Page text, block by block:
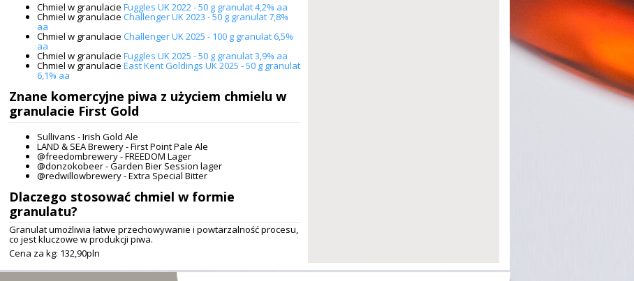
Chmiel w granulacie Fuggles UK 2022 - 50 g granulat 4,2% aa
Chmiel w granulacie Challenger UK 2023 - 50 g granulat 7,8%
aa
Chmiel w granulacie Challenger UK 2025 - 100 g granulat 6,5%
aa
Chmiel w granulacie Fuggles UK 2025 - 50 g granulat 3,9% aa
Chmiel w granulacie East Kent Goldings UK 2025 - 50 g granulat
6,1% aa
Znane komercyjne piwa z użyciem chmielu w
granulacie First Gold
Sullivans - Irish Gold Ale
LAND & SEA Brewery - First Point Pale Ale
@freedombrewery - FREEDOM Lager
@donzokobeer - Garden Bier Session lager
@redwillowbrewery - Extra Special Bitter
Dlaczego stosować chmiel w formie
granulatu?
Granulat umożliwia łatwe przechowywanie i powtarzalność procesu,
co jest kluczowe w produkcji piwa.
Cena za kg: 132,90pln